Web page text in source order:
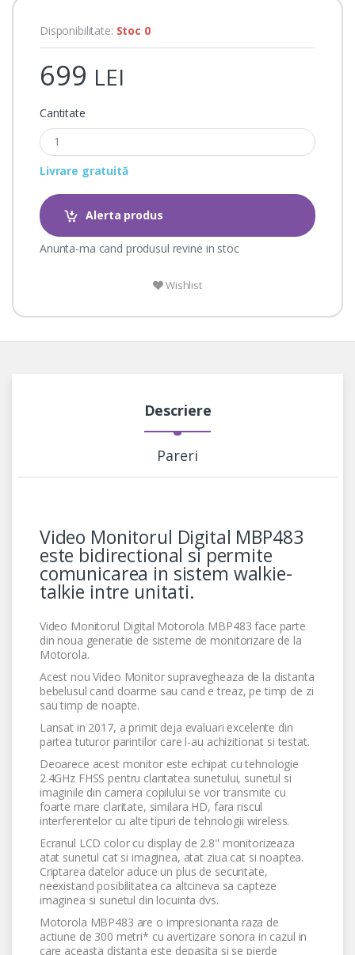
Disponibilitate: Stoc 0
699 LEI
Cantitate
Livrare gratuită
Alerta produs
Anunta-ma cand produsul revine in stoc
Wishlist
Descriere
Pareri
Video Monitorul Digital MBP483
este bidirectional si permite
comunicarea in sistem walkie-
talkie intre unitati.
Video Monitorul Digital Motorola MBP483 face parte
din noua generatie de sisteme de monitorizare de la
Motorola.
Acest nou Video Monitor supravegheaza de la distanta
bebelusul cand doarme sau cand e treaz, pe timp de zi
sau timp de noapte.
Lansat in 2017, a primit deja evaluari excelente din
partea tuturor parintilor care l-au achizitionat si testat.
Deoarece acest monitor este echipat cu tehnologie
2.4GHz FHSS pentru claritatea sunetului, sunetul si
imaginile din camera copilului se vor transmite cu
foarte mare claritate, similara HD, fara riscul
interferentelor cu alte tipuri de tehnologii wireless.
Ecranul LCD color cu display de 2.8" monitorizeaza
atat sunetul cat si imaginea, atat ziua cat si noaptea.
Criptarea datelor aduce un plus de securitate,
neexistand posibilitatea ca altcineva sa capteze
imaginea si sunetul din locuinta dvs.
Motorola MBP483 are o impresionanta raza de
actiune de 300 metri* cu avertizare sonora in cazul in
care aceasta distanta este depasita si se pierde